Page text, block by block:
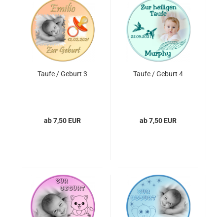
Taufe / Geburt 3
ab 7,50 EUR
Taufe / Geburt 4
ab 7,50 EUR